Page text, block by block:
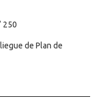
250
de Plan de